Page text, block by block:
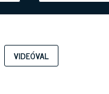
VIDEÓVAL